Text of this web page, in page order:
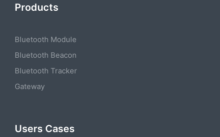
Products
Bluetooth Module
Bluetooth Beacon
Bluetooth Tracker
Gateway
Users Cases